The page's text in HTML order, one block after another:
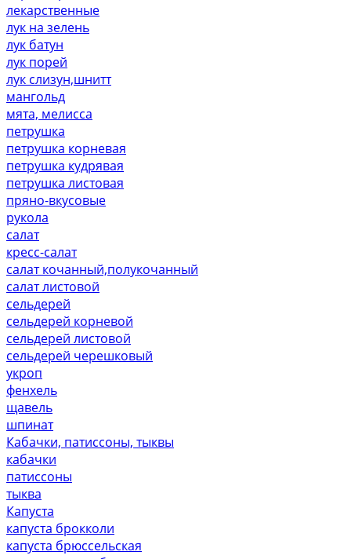
лекарственные
лук на зелень
лук батун
лук порей
лук слизун,шнитт
мангольд
мята, мелисса
петрушка
петрушка корневая
петрушка кудрявая
петрушка листовая
пряно-вкусовые
рукола
салат
кресс-салат
салат кочанный,полукочанный
салат листовой
сельдерей
сельдерей корневой
сельдерей листовой
сельдерей черешковый
укроп
фенхель
щавель
шпинат
Кабачки, патиссоны, тыквы
кабачки
патиссоны
тыква
Капуста
капуста брокколи
капуста брюссельская